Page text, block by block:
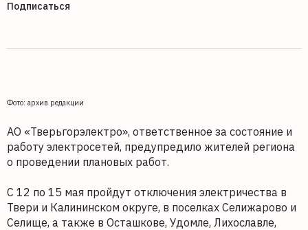
Подписаться
Фото: архив редакции
АО «Тверьгорэлектро», ответственное за состояние и
работу электросетей, предупредило жителей региона
о проведении плановых работ.
С 12 по 15 мая пройдут отключения электричества в
Твери и Калининском округе, в поселках Селижарово и
Селище, а также в Осташкове, Удомле, Лихославле,